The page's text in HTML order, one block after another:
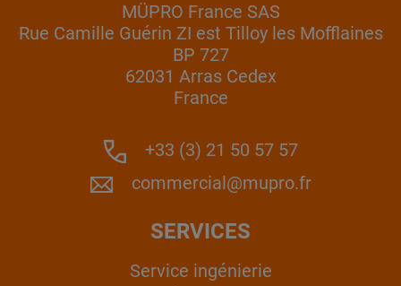
MÜPRO France SAS
Rue Camille Guérin ZI est Tilloy les Mofflaines
BP 727
62031 Arras Cedex
France
+33 (3) 21 50 57 57
commercial@mupro.fr
SERVICES
Service ingénierie